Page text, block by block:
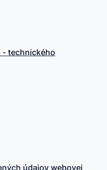
- technického
údajov webovej